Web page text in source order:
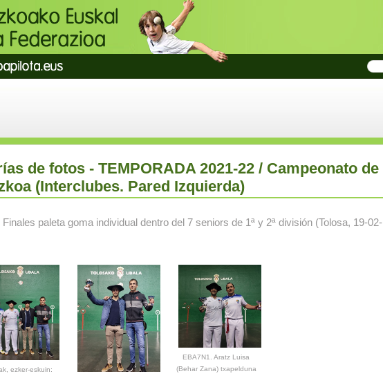
de fotos - TEMPORADA 2021-22 / Campeonato de
(Interclubes. Pared Izquierda)
paleta goma individual dentro del 7 seniors de 1ª y 2ª división (Tolosa, 19-02-
ezker-eskuin:
EBA7N1. Aratz Luisa
(Behar Zana) txapelduna